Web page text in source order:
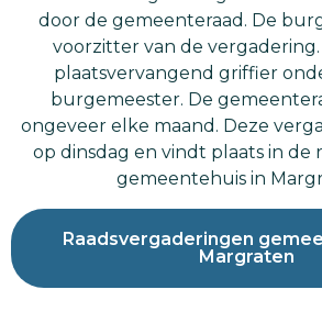
door de gemeenteraad. De
voorzitter van de
plaatsvervangend griffier
burgemeester. De
ongeveer elke maand. Deze
op dinsdag en vindt plaats in de
gemeentehuis in
Raadsvergaderingen
Margraten